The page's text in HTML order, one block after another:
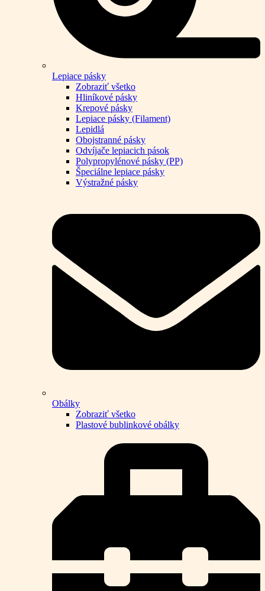
Lepiace pásky
Zobraziť všetko
Hliníkové pásky
Krepové pásky
Lepiace pásky (Filament)
Lepidlá
Obojstranné pásky
Odvíjače lepiacich pások
Polypropylénové pásky (PP)
Špeciálne lepiace pásky
Výstražné pásky
Obálky
Zobraziť všetko
Plastové bublinkové obálky